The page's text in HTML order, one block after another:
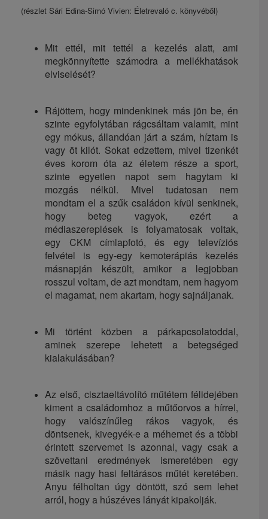
(részlet Sári Edina-Simó Vivien: Életrevaló c. könyvéből)
Mit ettél, mit tettél a kezelés alatt, ami
megkönnyítette számodra a mellékhatások
elviselését?
Rájöttem, hogy mindenkinek más jön be, én
szinte egyfolytában rágcsáltam valamit, mint
egy mókus, állandóan járt a szám, híztam is
vagy öt kilót. Sokat edzettem, mivel tizenkét
éves korom óta az életem része a sport,
szinte egyetlen napot sem hagytam ki
mozgás nélkül. Mivel tudatosan nem
mondtam el a szűk családon kívül senkinek,
hogy beteg vagyok, ezért a
médiaszereplések is folyamatosak voltak,
egy CKM címlapfotó, és egy televíziós
felvétel is egy-egy kemoterápiás kezelés
másnapján készült, amikor a legjobban
rosszul voltam, de azt mondtam, nem hagyom
el magamat, nem akartam, hogy sajnáljanak.
Mi történt közben a párkapcsolatoddal,
aminek szerepe lehetett a betegséged
kialakulásában?
Az első, cisztaeltávolító műtétem félidejében
kiment a családomhoz a műtőorvos a hírrel,
hogy valószínűleg rákos vagyok, és
döntsenek, kivegyék-e a méhemet és a többi
érintett szervemet is azonnal, vagy csak a
szövettani eredmények ismeretében egy
másik nagy hasi feltárásos műtét keretében.
Anyu félholtan úgy döntött, szó sem lehet
arról, hogy a húszéves lányát kipakolják.